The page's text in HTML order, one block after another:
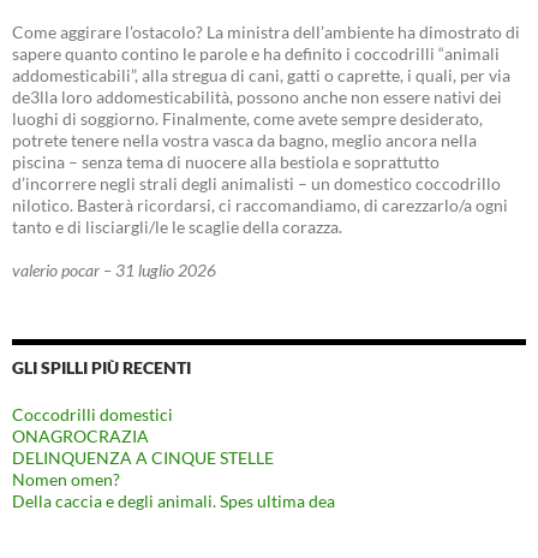
Come aggirare l’ostacolo? La ministra dell’ambiente ha dimostrato di
sapere quanto contino le parole e ha definito i coccodrilli “animali
addomesticabili”, alla stregua di cani, gatti o caprette, i quali, per via
de3lla loro addomesticabilità, possono anche non essere nativi dei
luoghi di soggiorno. Finalmente, come avete sempre desiderato,
potrete tenere nella vostra vasca da bagno, meglio ancora nella
piscina – senza tema di nuocere alla bestiola e soprattutto
d’incorrere negli strali degli animalisti – un domestico coccodrillo
nilotico. Basterà ricordarsi, ci raccomandiamo, di carezzarlo/a ogni
tanto e di lisciargli/le le scaglie della corazza.
valerio pocar – 31 luglio 2026
GLI SPILLI PIÙ RECENTI
Coccodrilli domestici
ONAGROCRAZIA
DELINQUENZA A CINQUE STELLE
Nomen omen?
Della caccia e degli animali. Spes ultima dea